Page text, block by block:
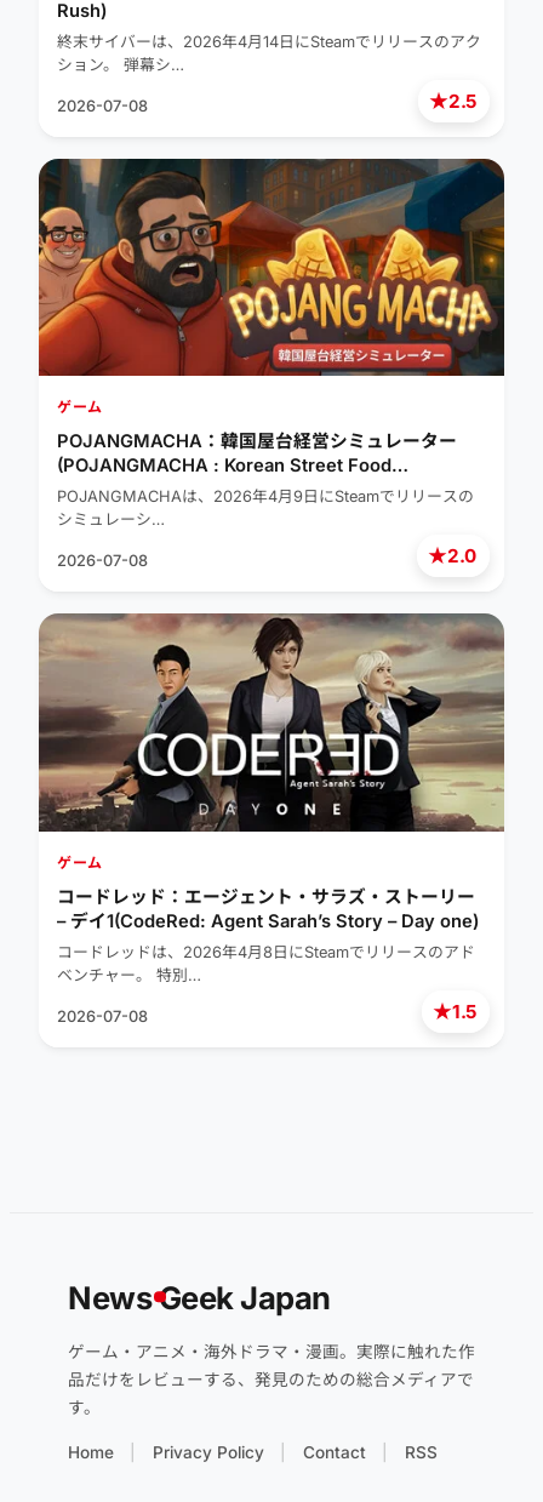
★2.5
Rush)
終末サイバーは、2026年4月14日にSteamでリリースのアク
ション。 弾幕シ…
2026-07-08
★2.0
ゲーム
POJANGMACHA：韓国屋台経営シミュレーター
(POJANGMACHA : Korean Street Food
Management Simulator)
POJANGMACHAは、2026年4月9日にSteamでリリースの
シミュレーシ…
2026-07-08
★1.5
ゲーム
コードレッド：エージェント・サラズ・ストーリー
– デイ1(CodeRed: Agent Sarah’s Story – Day one)
コードレッドは、2026年4月8日にSteamでリリースのアド
ベンチャー。 特別…
2026-07-08
NewsGeek Japan
ゲーム・アニメ・海外ドラマ・漫画。実際に触れた作
品だけをレビューする、発見のための総合メディアで
す。
Home Privacy Policy Contact RSS